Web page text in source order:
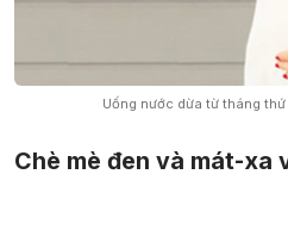
Uống nước dừa từ tháng
Chè mè đen và mát-xa